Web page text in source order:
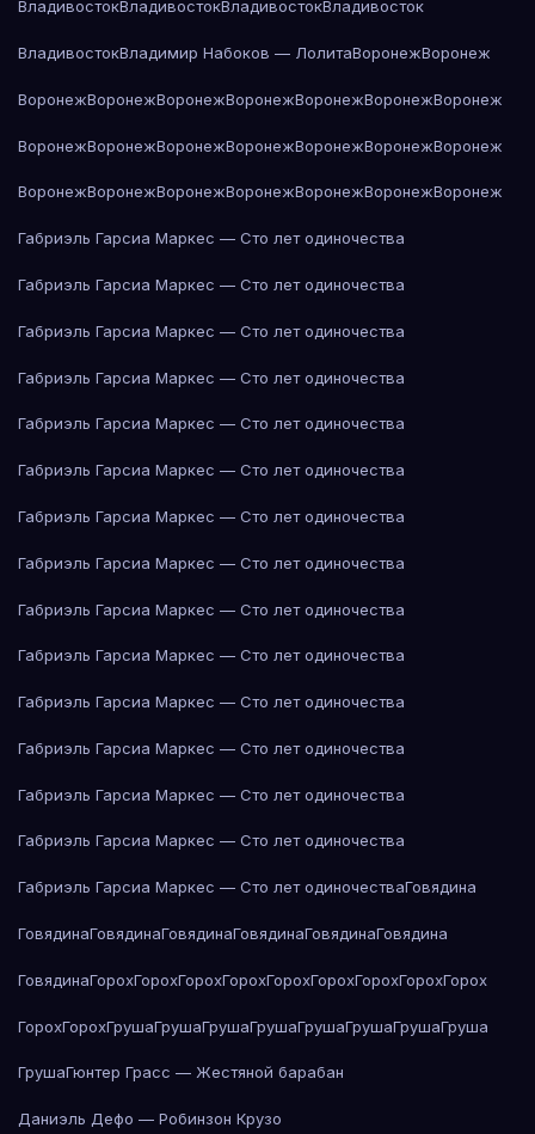
ВладивостокВладивостокВладивостокВладивосток
ВладивостокВладимир Набоков — ЛолитаВоронежВоронеж
ВоронежВоронежВоронежВоронежВоронежВоронежВоронеж
ВоронежВоронежВоронежВоронежВоронежВоронежВоронеж
ВоронежВоронежВоронежВоронежВоронежВоронежВоронеж
Габриэль Гарсиа Маркес — Сто лет одиночества
Габриэль Гарсиа Маркес — Сто лет одиночества
Габриэль Гарсиа Маркес — Сто лет одиночества
Габриэль Гарсиа Маркес — Сто лет одиночества
Габриэль Гарсиа Маркес — Сто лет одиночества
Габриэль Гарсиа Маркес — Сто лет одиночества
Габриэль Гарсиа Маркес — Сто лет одиночества
Габриэль Гарсиа Маркес — Сто лет одиночества
Габриэль Гарсиа Маркес — Сто лет одиночества
Габриэль Гарсиа Маркес — Сто лет одиночества
Габриэль Гарсиа Маркес — Сто лет одиночества
Габриэль Гарсиа Маркес — Сто лет одиночества
Габриэль Гарсиа Маркес — Сто лет одиночества
Габриэль Гарсиа Маркес — Сто лет одиночества
Габриэль Гарсиа Маркес — Сто лет одиночестваГовядина
ГовядинаГовядинаГовядинаГовядинаГовядинаГовядина
ГовядинаГорохГорохГорохГорохГорохГорохГорохГорохГорох
ГорохГорохГрушаГрушаГрушаГрушаГрушаГрушаГрушаГруша
ГрушаГюнтер Грасс — Жестяной барабан
Даниэль Дефо — Робинзон Крузо